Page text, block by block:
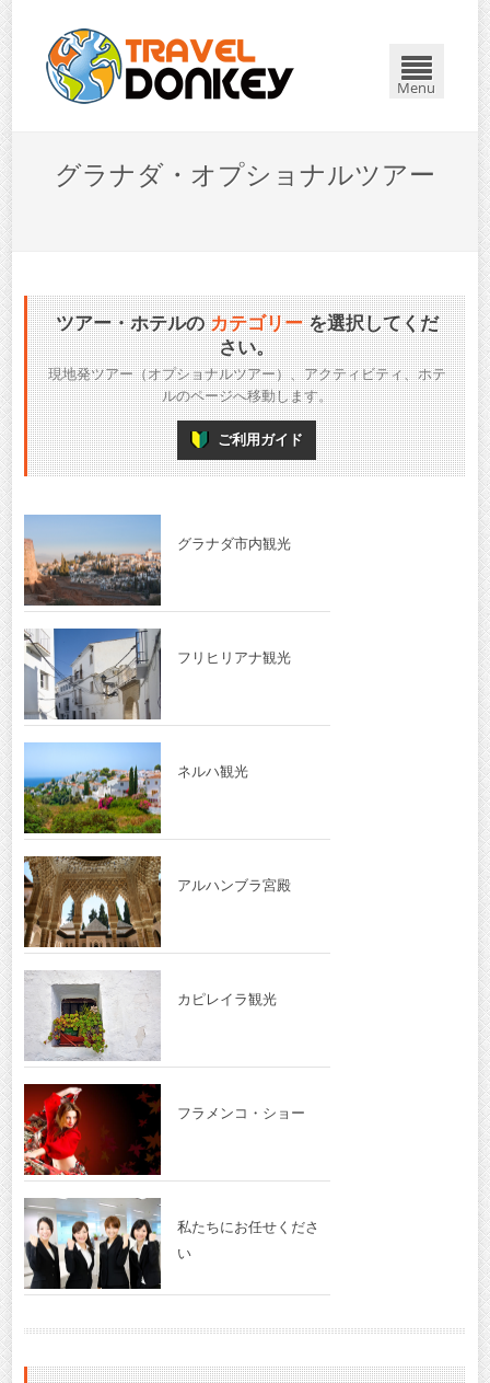
Menu
グラナダ・オプショナルツアー
ツアー・ホテルのカテゴリーを選択してくだ
さい。
現地発ツアー（オプショナルツアー）、アクティビティ、ホテ
ルのページへ移動します。
ご利用ガイド
グラナダ市内観光
フリヒリアナ観光
ネルハ観光
アルハンブラ宮殿
カピレイラ観光
フラメンコ・ショー
私たちにお任せくださ
い